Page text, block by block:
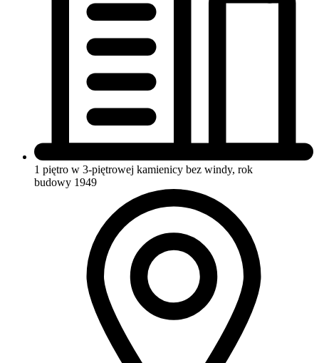
1 piętro w 3-piętrowej kamienicy bez windy, rok
budowy 1949